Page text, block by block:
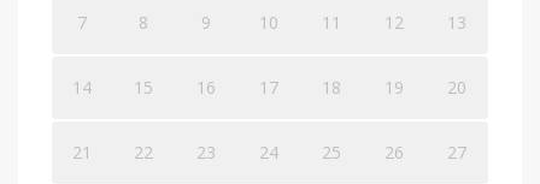
7 8 9 10 11 12 13
14 15 16 17 18 19 20
21 22 23 24 25 26 27